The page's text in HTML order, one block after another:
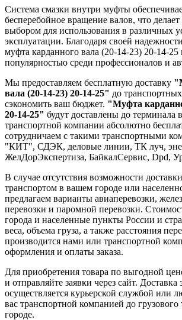
Система смазки внутри муфты
бесперебойное вращение валов, что
выбором для использования в различных
эксплуатации. Благодаря своей
муфта карданного вала (20-14-23) 20-14-25
популярностью среди профессионалов и
Мы предоставляем бесплатную доставку
вала (20-14-23) 20-14-25" до
сэкономить ваш бюджет. "Муфта
20-14-25" будут доставлены до терминала
транспортной компании абсолютно
сотрудничаем с такими транспортными
"КИТ", СДЭК, деловые линии, ТК луч,
ЖелДорЭкспертиза, БайкалСервис, Dpd,
В случае отсутствия возможности
транспортом в вашем городе или
предлагаем варианты авиаперевозки,
перевозки и паромной перевозки.
города и населенные пункты России и
веса, объема груза, а также расстояния
производится нами или транспортной
оформления и оплаты заказа.
Для приобретения товара по выгодной
и отправляйте заявки через сайт. Доставка
осуществляется курьерской службой или
вас транспортной компанией до
городе.